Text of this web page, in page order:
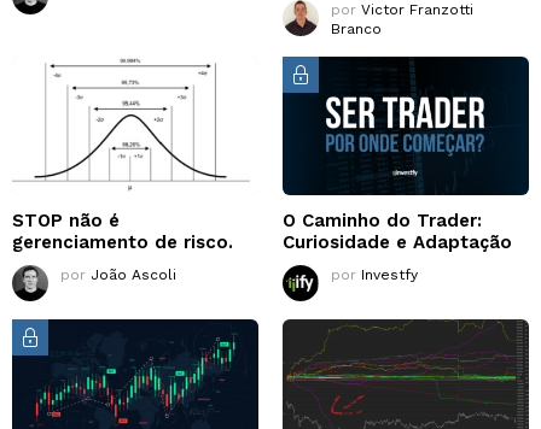
por Victor Franzotti
Branco
STOP não é
gerenciamento de risco.
por João Ascoli
O Caminho do Trader:
Curiosidade e Adaptação
por Investfy